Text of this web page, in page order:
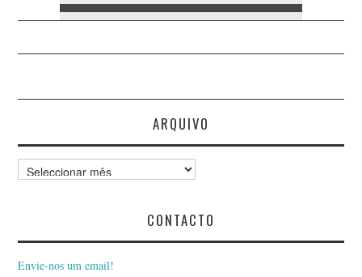
ARQUIVO
Arquivo
CONTACTO
Envie-nos um email!